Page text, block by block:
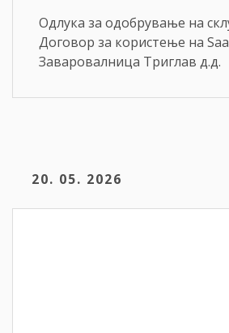
Одлука за одобрување на
Договор за користење на
Заваровалница Триглав д.д.
20. 05. 2026